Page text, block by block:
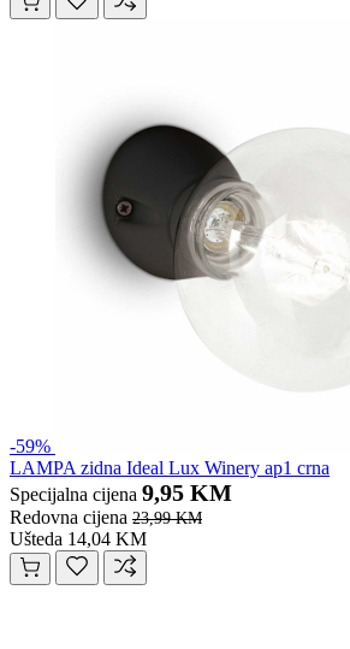
-59%
LAMPA zidna Ideal Lux Winery ap1 crna
Specijalna cijena 9,95 KM
Redovna cijena 23,99 KM
Ušteda 14,04 KM